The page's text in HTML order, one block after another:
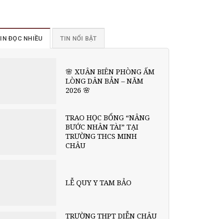
ĐỌC NHIỀU TIN NỔI BẬT
🌸 XUÂN BIÊN PHÒNG ẤM
LÒNG DÂN BẢN – NĂM
2026 🌸
TRAO HỌC BỔNG “NÂNG
BƯỚC NHÂN TÀI” TẠI
TRƯỜNG THCS MINH
CHÂU
LỄ QUY Y TAM BẢO
TRƯỜNG THPT DIỄN CHÂU